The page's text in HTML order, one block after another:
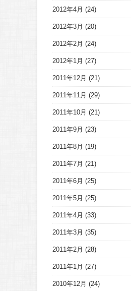
2012年4月 (24)
2012年3月 (20)
2012年2月 (24)
2012年1月 (27)
2011年12月 (21)
2011年11月 (29)
2011年10月 (21)
2011年9月 (23)
2011年8月 (19)
2011年7月 (21)
2011年6月 (25)
2011年5月 (25)
2011年4月 (33)
2011年3月 (35)
2011年2月 (28)
2011年1月 (27)
2010年12月 (24)